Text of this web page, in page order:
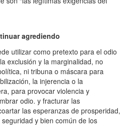
agrediendo
utilizar como pretexto para el odio
exclusión y la marginalidad, no
ni tribuna o máscara para
la injerencia o la
para provocar violencia y
odio. y fracturar las
las esperanzas de prosperidad,
y bien común de los